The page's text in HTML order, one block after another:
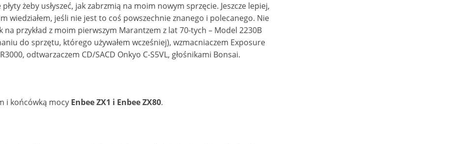
żeby usłyszeć, jak zabrzmią na moim nowym sprzęcie. Jeszcze lepiej,
wiedziałem, jeśli nie jest to coś powszechnie znanego i polecanego. Nie
na przykład z moim pierwszym Marantzem z lat 70-tych – Model 2230B
do sprzętu, którego używałem wcześniej), wzmacniaczem Exposure
odtwarzaczem CD/SACD Onkyo C-S5VL, głośnikami Bonsai.
i końcówką mocy Enbee ZX1 i Enbee ZX80.